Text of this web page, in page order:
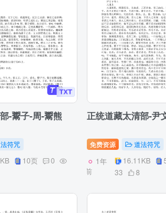
-鬻子-周-鬻熊
符咒
10页
0
正统道藏太清部-尹
免费资源 道法符咒
1年
前
16.11KB
33
8